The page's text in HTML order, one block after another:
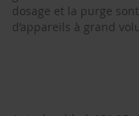
dosage et la purge
d’appareils à grand